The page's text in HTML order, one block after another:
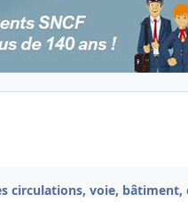
circulations, voie,